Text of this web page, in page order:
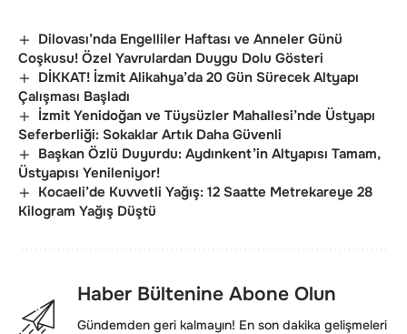
Dilovası’nda Engelliler Haftası ve Anneler Günü
Coşkusu! Özel Yavrulardan Duygu Dolu Gösteri
DİKKAT! İzmit Alikahya’da 20 Gün Sürecek Altyapı
Çalışması Başladı
İzmit Yenidoğan ve Tüysüzler Mahallesi’nde Üstyapı
Seferberliği: Sokaklar Artık Daha Güvenli
Başkan Özlü Duyurdu: Aydınkent’in Altyapısı Tamam,
Üstyapısı Yenileniyor!
Kocaeli’de Kuvvetli Yağış: 12 Saatte Metrekareye 28
Kilogram Yağış Düştü
Haber Bültenine Abone Olun
Gündemden geri kalmayın! En son dakika gelişmeleri